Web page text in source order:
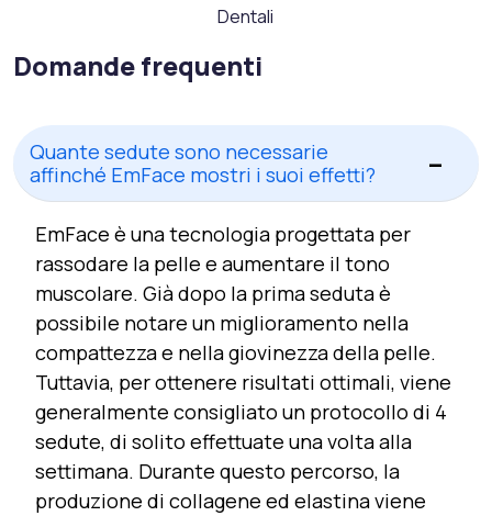
Dentali
Domande frequenti
Quante sedute sono necessarie
affinché EmFace mostri i suoi effetti?
EmFace è una tecnologia progettata per
rassodare la pelle e aumentare il tono
muscolare. Già dopo la prima seduta è
possibile notare un miglioramento nella
compattezza e nella giovinezza della pelle.
Tuttavia, per ottenere risultati ottimali, viene
generalmente consigliato un protocollo di 4
sedute, di solito effettuate una volta alla
settimana. Durante questo percorso, la
produzione di collagene ed elastina viene